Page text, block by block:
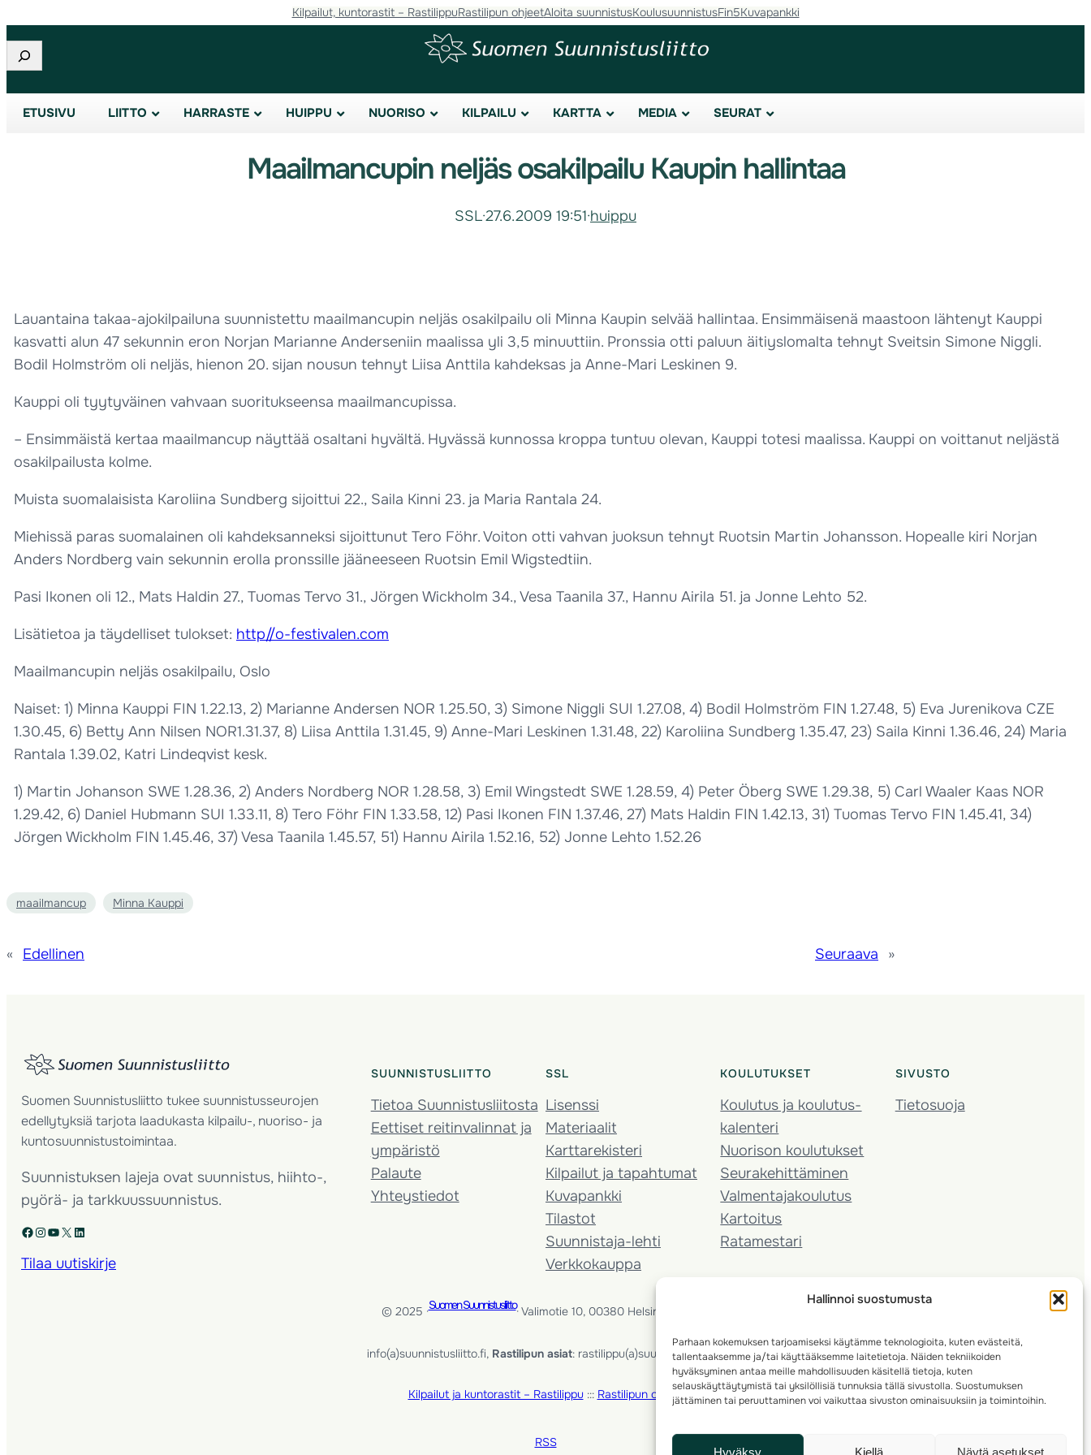
Hallinnoi suostumusta
Parhaan kokemuksen tarjoamiseksi käytämme teknologioita, kuten evästeitä,
tallentaaksemme ja/tai käyttääksemme laitetietoja. Näiden tekniikoiden
hyväksyminen antaa meille mahdollisuuden käsitellä tietoja, kuten
selauskäyttäytymistä tai yksilöllisiä tunnuksia tällä sivustolla. Suostumuksen
jättäminen tai peruuttaminen voi vaikuttaa sivuston ominaisuuksiin ja toimintoihin.
Hyväksy Kiellä Näytä asetukset
Kilpailut, kuntorastit – RastilippuRastilipun ohjeetAloita suunnistusKoulusuunnistusFin5Kuvapankki
Etsi
ETUSIVU LIITTO HARRASTE HUIPPU NUORISO KILPAILU KARTTA MEDIA SEURAT
Maailmancupin neljäs osakilpailu Kaupin hallintaa
SSL·27.6.2009 19:51·huippu
Lauantaina takaa-ajokilpailuna suunnistettu maailmancupin neljäs osakilpailu oli Minna Kaupin selvää hallintaa. Ensimmäisenä maastoon lähtenyt Kauppi
kasvatti alun 47 sekunnin eron Norjan Marianne Anderseniin maalissa yli 3,5 minuuttiin. Pronssia otti paluun äitiyslomalta tehnyt Sveitsin Simone Niggli.
Bodil Holmström oli neljäs, hienon 20. sijan nousun tehnyt Liisa Anttila kahdeksas ja Anne-Mari Leskinen 9.
Kauppi oli tyytyväinen vahvaan suoritukseensa maailmancupissa.
– Ensimmäistä kertaa maailmancup näyttää osaltani hyvältä. Hyvässä kunnossa kroppa tuntuu olevan, Kauppi totesi maalissa. Kauppi on voittanut neljästä
osakilpailusta kolme.
Muista suomalaisista Karoliina Sundberg sijoittui 22., Saila Kinni 23. ja Maria Rantala 24.
Miehissä paras suomalainen oli kahdeksanneksi sijoittunut Tero Föhr. Voiton otti vahvan juoksun tehnyt Ruotsin Martin Johansson. Hopealle kiri Norjan
Anders Nordberg vain sekunnin erolla pronssille jääneeseen Ruotsin Emil Wigstedtiin.
Pasi Ikonen oli 12., Mats Haldin 27., Tuomas Tervo 31., Jörgen Wickholm 34., Vesa Taanila 37., Hannu Airila 51. ja Jonne Lehto 52.
Lisätietoa ja täydelliset tulokset: http//o-festivalen.com
Maailmancupin neljäs osakilpailu, Oslo
Naiset: 1) Minna Kauppi FIN 1.22.13, 2) Marianne Andersen NOR 1.25.50, 3) Simone Niggli SUI 1.27.08, 4) Bodil Holmström FIN 1.27.48, 5) Eva Jurenikova CZE
1.30.45, 6) Betty Ann Nilsen NOR1.31.37, 8) Liisa Anttila 1.31.45, 9) Anne-Mari Leskinen 1.31.48, 22) Karoliina Sundberg 1.35.47, 23) Saila Kinni 1.36.46, 24) Maria
Rantala 1.39.02, Katri Lindeqvist kesk.
1) Martin Johanson SWE 1.28.36, 2) Anders Nordberg NOR 1.28.58, 3) Emil Wingstedt SWE 1.28.59, 4) Peter Öberg SWE 1.29.38, 5) Carl Waaler Kaas NOR
1.29.42, 6) Daniel Hubmann SUI 1.33.11, 8) Tero Föhr FIN 1.33.58, 12) Pasi Ikonen FIN 1.37.46, 27) Mats Haldin FIN 1.42.13, 31) Tuomas Tervo FIN 1.45.41, 34)
Jörgen Wickholm FIN 1.45.46, 37) Vesa Taanila 1.45.57, 51) Hannu Airila 1.52.16, 52) Jonne Lehto 1.52.26
maailmancup Minna Kauppi
« Edellinen Seuraava »
Suomen Suunnistusliitto tukee suunnistusseurojen
edellytyksiä tarjota laadukasta kilpailu-, nuoriso- ja
kuntosuunnistustoimintaa.
Suunnistuksen lajeja ovat suunnistus, hiihto-,
pyörä- ja tarkkuussuunnistus.
Facebook Instagram YouTube X LinkedIn
Tilaa uutiskirje
SUUNNISTUSLIITTO
Tietoa Suunnistusliitosta
Eettiset reitinvalinnat ja
ympäristö
Palaute
Yhteystiedot
SSL
Lisenssi
Materiaalit
Karttarekisteri
Kilpailut ja tapahtumat
Kuvapankki
Tilastot
Suunnistaja-lehti
Verkkokauppa
KOULUTUKSET
Koulutus ja koulutus­
kalenteri
Nuorison koulutukset
Seura­kehittäminen
Valmentaja­koulutus
Kartoitus
Ratamestari
SIVUSTO
Tietosuoja
© 2025 ·Suomen Suunnistusliitto· Valimotie 10, 00380 Helsinki, Finland
info(a)suunnistusliitto.fi, Rastilipun asiat: rastilippu(a)suunnistusliitto.fi
Kilpailut ja kuntorastit – Rastilippu::: Rastilipun ohjeet
RSS